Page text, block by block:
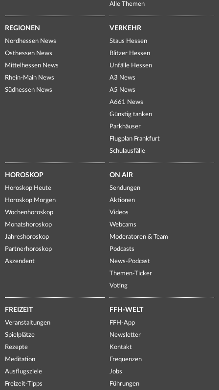
Alle Themen
REGIONEN
Nordhessen News
Osthessen News
Mittelhessen News
Rhein-Main News
Südhessen News
VERKEHR
Staus Hessen
Blitzer Hessen
Unfälle Hessen
A3 News
A5 News
A661 News
Günstig tanken
Parkhäuser
Flugplan Frankfurt
Schulausfälle
HOROSKOP
Horoskop Heute
Horoskop Morgen
Wochenhoroskop
Monatshoroskop
Jahreshoroskop
Partnerhoroskop
Aszendent
ON AIR
Sendungen
Aktionen
Videos
Webcams
Moderatoren & Team
Podcasts
News-Podcast
Themen-Ticker
Voting
FREIZEIT
Veranstaltungen
Spielplätze
Rezepte
Meditation
Ausflugsziele
Freizeit-Tipps
FFH-WELT
FFH-App
Newsletter
Kontakt
Frequenzen
Jobs
Führungen